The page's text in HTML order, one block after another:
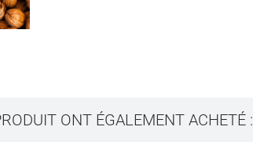
ONT ÉGALEMENT ACHETÉ :